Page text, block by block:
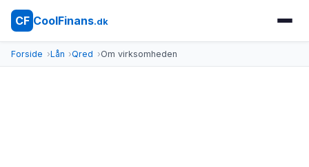
CF CoolFinans.dk
Forside Lån Qred Om virksomheden